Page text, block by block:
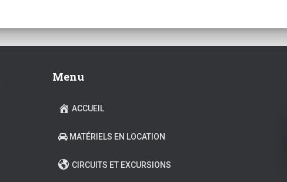
Menu
ACCUEIL
MATÉRIELS EN LOCATION
CIRCUITS ET EXCURSIONS